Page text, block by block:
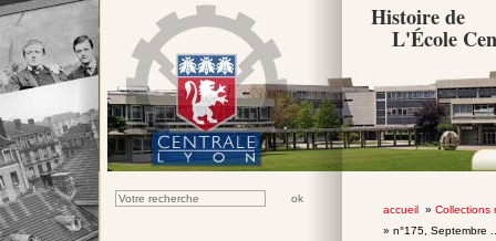
Histoire de
L'École
accueil» Collections
» n°175, Septembre